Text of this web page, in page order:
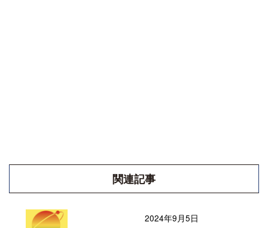
関連記事
2024年9月5日